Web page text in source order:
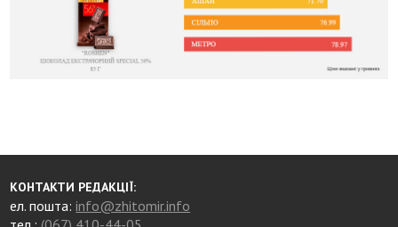
КОНТАКТИ РЕДАКЦІЇ:
ел. пошта:info@zhitomir.info